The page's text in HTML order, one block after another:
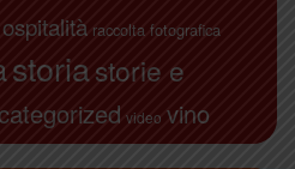
ospitalità raccolta fotografica
storiastorie e
video vino